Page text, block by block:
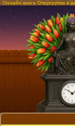
Онлайн книга Опергруппа в